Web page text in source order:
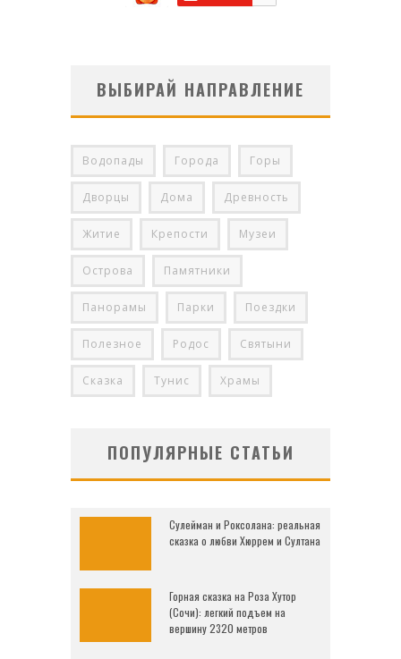
ВЫБИРАЙ НАПРАВЛЕНИЕ
Водопады Города Горы
Дворцы Дома Древность
Житие Крепости Музеи
Острова Памятники
Панорамы Парки Поездки
Полезное Родос Святыни
Сказка Тунис Храмы
ПОПУЛЯРНЫЕ СТАТЬИ
Сулейман и Роксолана: реальная
сказка о любви Хюррем и Султана
Горная сказка на Роза Хутор
(Сочи): легкий подъем на
вершину 2320 метров